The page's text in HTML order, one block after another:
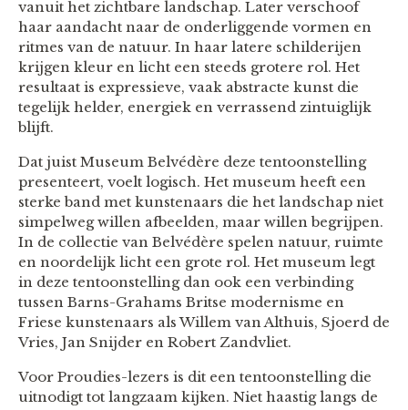
vanuit het zichtbare landschap. Later verschoof
haar aandacht naar de onderliggende vormen en
ritmes van de natuur. In haar latere schilderijen
krijgen kleur en licht een steeds grotere rol. Het
resultaat is expressieve, vaak abstracte kunst die
tegelijk helder, energiek en verrassend zintuiglijk
blijft.
Dat juist Museum Belvédère deze tentoonstelling
presenteert, voelt logisch. Het museum heeft een
sterke band met kunstenaars die het landschap niet
simpelweg willen afbeelden, maar willen begrijpen.
In de collectie van Belvédère spelen natuur, ruimte
en noordelijk licht een grote rol. Het museum legt
in deze tentoonstelling dan ook een verbinding
tussen Barns-Grahams Britse modernisme en
Friese kunstenaars als Willem van Althuis, Sjoerd de
Vries, Jan Snijder en Robert Zandvliet.
Voor Proudies-lezers is dit een tentoonstelling die
uitnodigt tot langzaam kijken. Niet haastig langs de